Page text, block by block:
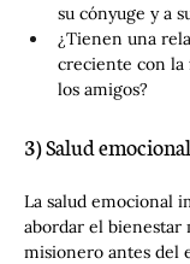
su cónyuge y a
¿Tienen una
creciente con
los amigos?
3) Salud emocional
La salud emocional
abordar el bienestar
misionero antes del